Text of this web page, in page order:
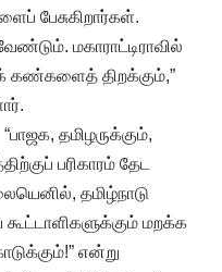
பேசுகிறார்கள்.
மகாராட்டிராவில்
கண்களைத் திறக்கும்,”
தமிழருக்கும்,
பரிகாரம் தேட
தமிழ்நாடு
மறக்க
என்று